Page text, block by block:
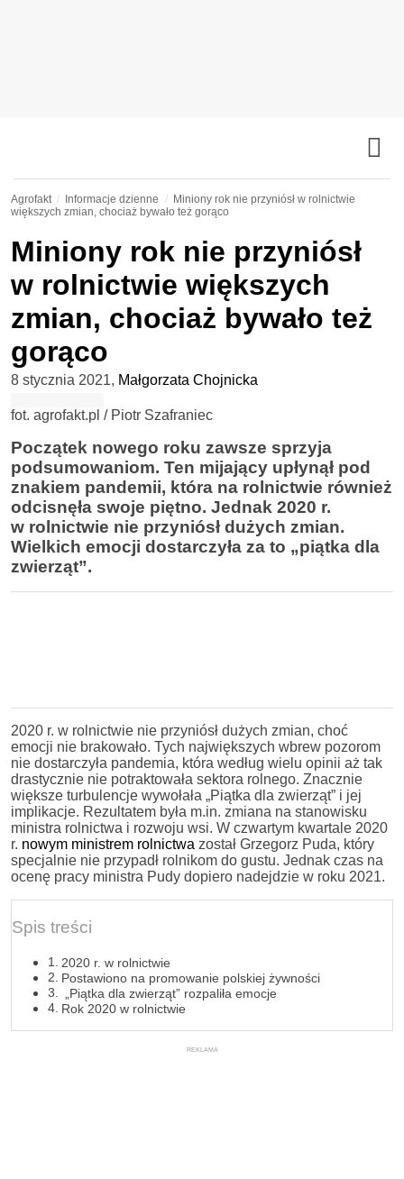
Agrofakt Informacje dzienne
Miniony rok nie przyniósł w rolnictwie
większych zmian, chociaż bywało też gorąco
Miniony rok nie przyniósł
w rolnictwie większych
zmian, chociaż bywało też
gorąco
8 stycznia 2021, Małgorzata Chojnicka
fot. agrofakt.pl / Piotr Szafraniec
Początek nowego roku zawsze sprzyja
podsumowaniom. Ten mijający upłynął pod
znakiem pandemii, która na rolnictwie również
odcisnęła swoje piętno. Jednak 2020 r.
w rolnictwie nie przyniósł dużych zmian.
Wielkich emocji dostarczyła za to „piątka dla
zwierząt”.
2020 r. w rolnictwie nie przyniósł dużych zmian, choć
emocji nie brakowało. Tych największych wbrew pozorom
nie dostarczyła pandemia, która według wielu opinii aż tak
drastycznie nie potraktowała sektora rolnego. Znacznie
większe turbulencje wywołała „Piątka dla zwierząt” i jej
implikacje. Rezultatem była m.in. zmiana na stanowisku
ministra rolnictwa i rozwoju wsi. W czwartym kwartale 2020
r. nowym ministrem rolnictwa został Grzegorz Puda, który
specjalnie nie przypadł rolnikom do gustu. Jednak czas na
ocenę pracy ministra Pudy dopiero nadejdzie w roku 2021.
Spis treści
2020 r. w rolnictwie
Postawiono na promowanie polskiej żywności
„Piątka dla zwierząt” rozpaliła emocje
Rok 2020 w rolnictwie
REKLAMA